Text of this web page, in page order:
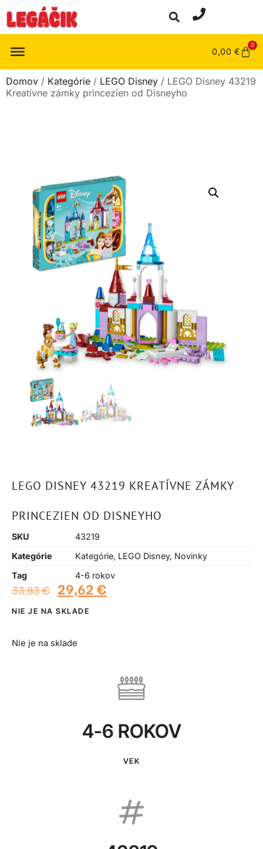
0,00 €
0
Domov / Kategórie / LEGO Disney / LEGO Disney 43219
Kreatívne zámky princezien od Disneyho
LEGO DISNEY 43219 KREATÍVNE ZÁMKY
PRINCEZIEN OD DISNEYHO
SKU
43219
Kategórie
Kategórie, LEGO Disney, Novinky
Tag
4-6 rokov
33,83€ 29,62 €
NIE JE NA SKLADE
Nie je na sklade
4-6 ROKOV
VEK